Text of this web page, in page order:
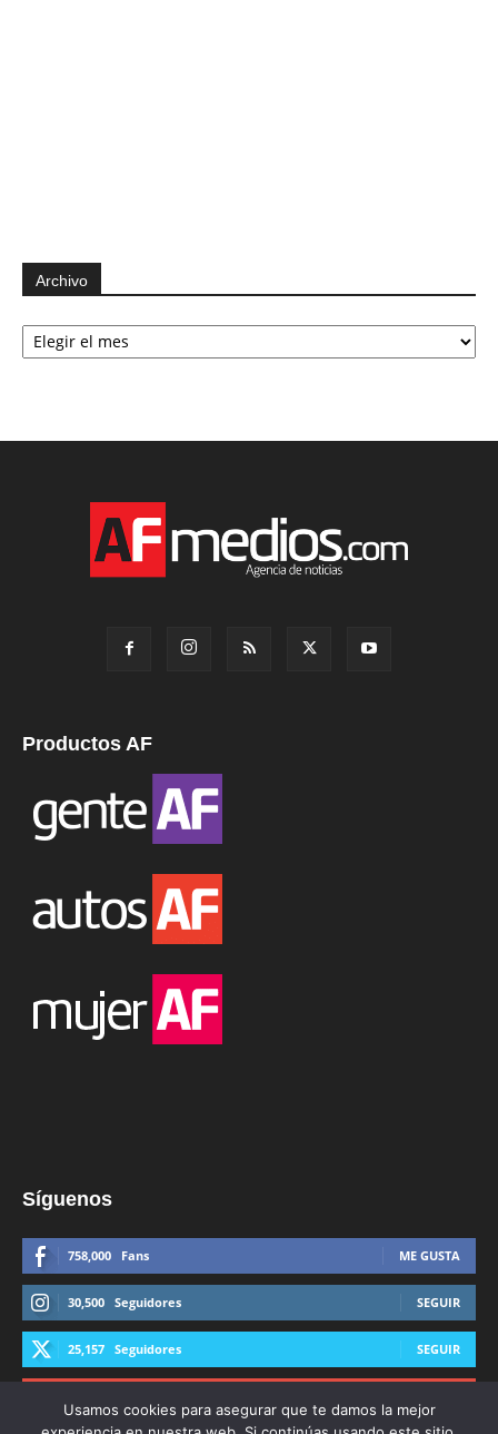
Archivo
Archivo
Productos AF
Síguenos
758,000 Fans ME GUSTA
30,500 Seguidores SEGUIR
25,157 Seguidores SEGUIR
Usamos cookies para asegurar que te damos la mejor